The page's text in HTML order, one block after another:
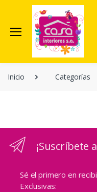
Inicio Categorías
¡Suscríbete
Sé el primero en
Exclusivas: